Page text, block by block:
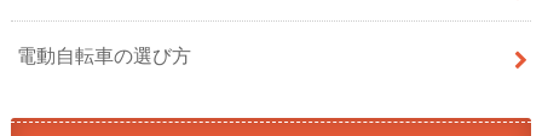
電動自転車の選び方